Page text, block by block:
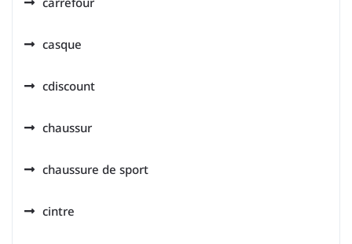
casque
cdiscount
chaussur
chaussure de sport
cintre